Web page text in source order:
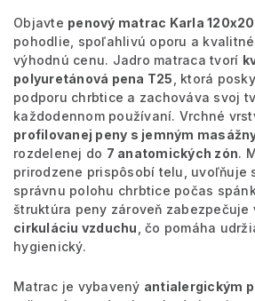
Objavte penový matrac Karla
pohodlie, spoľahlivú oporu a
výhodnú cenu. Jadro matraca tvorí
polyuretánová pena T25 , ktorá
podporu chrbtice a zachováva svoj
každodennom používaní. Vrchné
profilovanej peny s jemným
rozdelenej do 7 anatomických zón.
prirodzene prispôsobí telu, uvoľňuje
správnu polohu chrbtice počas
štruktúra peny zároveň zabezpečuje
cirkuláciu vzduchu , čo pomáha
hygienický.
Matrac je vybavený antialergickým